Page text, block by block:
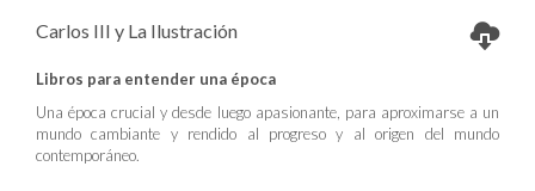
Carlos III y La Ilustración
Libros para entender una época
Una época crucial y desde luego apasionante, para aproximarse a un
mundo cambiante y rendido al progreso y al origen del mundo
contemporáneo.